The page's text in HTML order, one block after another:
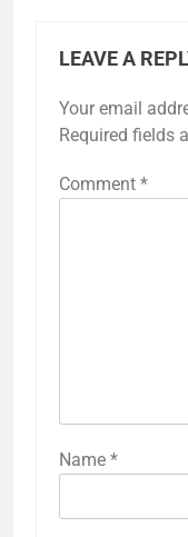
LEAVE A
Your email
Required fields
Comment *
Name *